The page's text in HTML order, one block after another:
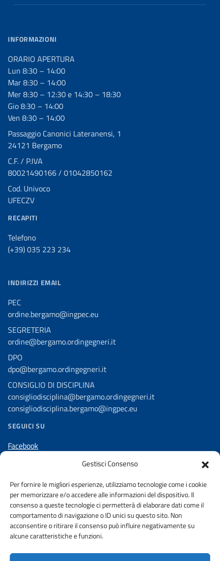
Gestisci Consenso
Per fornire le migliori esperienze, utilizziamo tecnologie come i cookie
per memorizzare e/o accedere alle informazioni del dispositivo. Il
consenso a queste tecnologie ci permetterà di elaborare dati come il
comportamento di navigazione o ID unici su questo sito. Non
acconsentire o ritirare il consenso può influire negativamente su
alcune caratteristiche e funzioni.
INFORMAZIONI
ORARIO APERTURA
Lun 8:30 – 14:00
Mar 8:30 – 14:00
Mer 8:30 – 12:30 e 14:30 – 18:30
Gio 8:30 – 14:00
Ven 8:30 – 14:00
Passaggio Canonici Lateranensi, 1
24121 Bergamo
C.F. / P.IVA
80021490166 / 01042850162
Cod. Univoco
UFECZV
RECAPITI
Telefono
(+39) 035 223 234
INDIRIZZI EMAIL
PEC
ordine.bergamo@ingpec.eu
SEGRETERIA
ordine@bergamo.ordingegneri.it
DPO
dpo@bergamo.ordingegneri.it
CONSIGLIO DI DISCIPLINA
consigliodisciplina@bergamo.ordingegneri.it
consigliodisciplina.bergamo@ingpec.eu
SEGUICI SU
Facebook
AMMINISTRAZIONE TRASPARENTE
DICHIARAZIONE DI ACCESSIBILITA’ WHISTLEBLOWING